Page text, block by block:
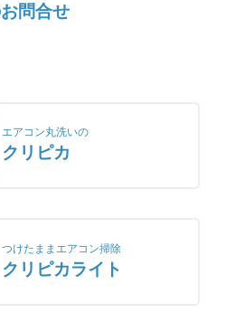
問合せ
エアコン丸洗いの
クリピカ
つけたままエアコン掃除
クリピカライト